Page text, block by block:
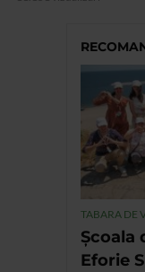
TABARA DE
Școala
Eforie